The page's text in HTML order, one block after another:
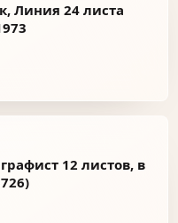
Линия 24 листа
12 листов, в